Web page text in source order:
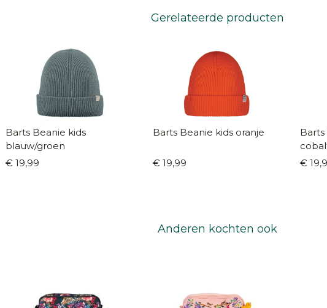
Gerelateerde producten
Barts Beanie kids
blauw/groen
€ 19,99
Barts Beanie kids oranje
€ 19,99
Barts
€
Anderen kochten ook